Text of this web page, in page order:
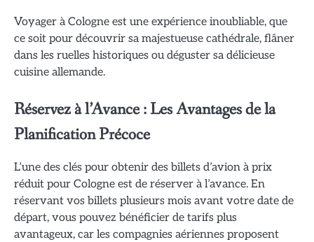
Voyager à Cologne est une expérience inoubliable, que
ce soit pour découvrir sa majestueuse cathédrale, flâner
dans les ruelles historiques ou déguster sa délicieuse
cuisine allemande.
Réservez à l’Avance : Les Avantages de la
Planification Précoce
L’une des clés pour obtenir des billets d’avion à prix
réduit pour Cologne est de réserver à l’avance. En
réservant vos billets plusieurs mois avant votre date de
départ, vous pouvez bénéficier de tarifs plus
avantageux, car les compagnies aériennes proposent